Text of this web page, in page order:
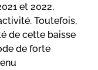
et 2022,
Toutefois,
de cette baisse
de forte